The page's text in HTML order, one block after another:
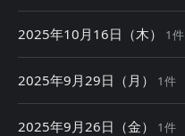
2025年10月16日（木） 1件
2025年9月29日（月） 1件
2025年9月26日（金） 1件